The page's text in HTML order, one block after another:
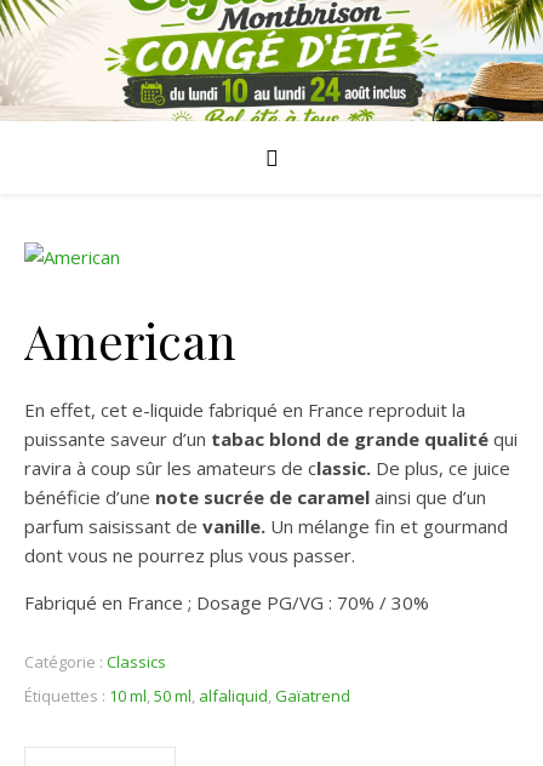
American
En effet, cet e-liquide fabriqué en France reproduit la
puissante saveur d’un tabac blond de grande qualité qui
ravira à coup sûr les amateurs de classic. De plus, ce juice
bénéficie d’une note sucrée de caramel ainsi que d’un
parfum saisissant de vanille. Un mélange fin et gourmand
dont vous ne pourrez plus vous passer.
Fabriqué en France ; Dosage PG/VG : 70% / 30%
Catégorie : Classics
Étiquettes : 10 ml,50 ml, alfaliquid,Gaïatrend